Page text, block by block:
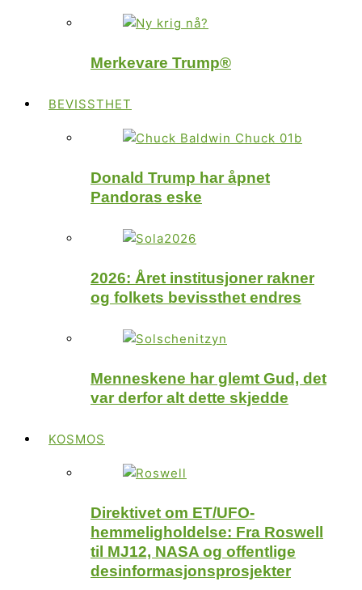
Merkevare Trump®
BEVISSTHET
Donald Trump har åpnet
Pandoras eske
2026: Året institusjoner rakner
og folkets bevissthet endres
Menneskene har glemt Gud, det
var derfor alt dette skjedde
KOSMOS
Direktivet om ET/UFO-
hemmeligholdelse: Fra Roswell
til MJ12, NASA og offentlige
desinformasjonsprosjekter